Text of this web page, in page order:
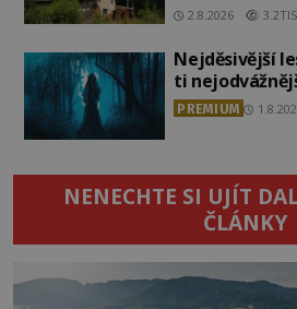
2.8.2026 3.2TIS
Nejděsivější lesy
ti
PREMIUM
NENECHTE SI UJÍT
ČLÁNKY